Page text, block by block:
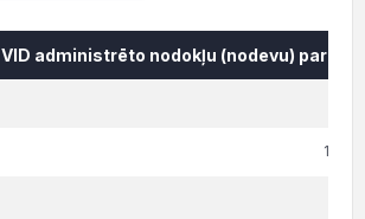
VID administrēto nodokļu (nodevu)
1